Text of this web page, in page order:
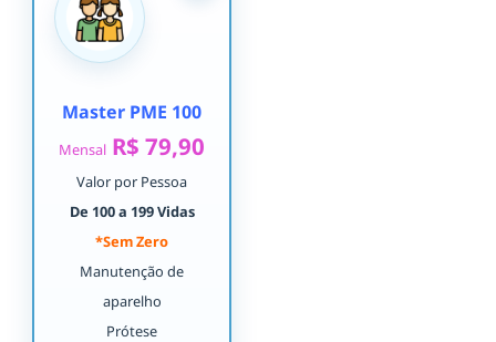
Master PME 100
Mensal R$ 79,90
Valor por Pessoa
De 100 a 199 Vidas
*Sem Zero
Manutenção de
aparelho
Prótese